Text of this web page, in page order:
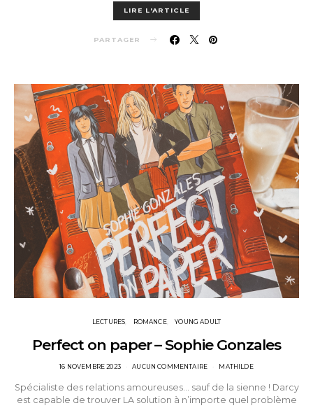
LIRE L'ARTICLE
PARTAGER
LECTURES ROMANCE YOUNG ADULT
Perfect on paper – Sophie Gonzales
POSTED
16 NOVEMBRE 2023 AUCUN COMMENTAIRE MATHILDE
Spécialiste des relations amoureuses… sauf de la sienne ! Darcy
est capable de trouver LA solution à n’importe quel problème